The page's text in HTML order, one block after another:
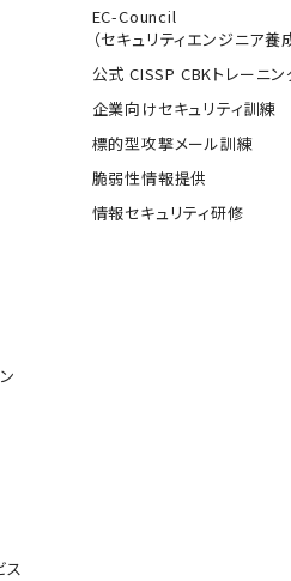
ス
EC-Council
（セキュリティエンジニア養
公式 CISSP CBKトレーニン
企業向けセキュリティ訓練
標的型攻撃メール訓練
脆弱性情報提供
情報セキュリティ研修